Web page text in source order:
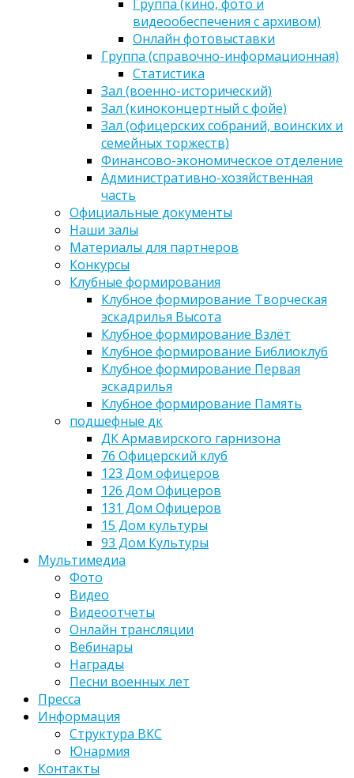
Группа (кино, фото и
видеообеспечения с архивом)
Онлайн фотовыставки
Группа (справочно-информационная)
Статистика
Зал (военно-исторический)
Зал (киноконцертный с фойе)
Зал (офицерских собраний, воинских и
семейных торжеств)
Финансово-экономическое отделение
Административно-хозяйственная
часть
Официальные документы
Наши залы
Материалы для партнеров
Конкурсы
Клубные формирования
Клубное формирование Творческая
эскадрилья Высота
Клубное формирование Взлёт
Клубное формирование Библиоклуб
Клубное формирование Первая
эскадрилья
Клубное формирование Память
подшефные дк
ДК Армавирского гарнизона
76 Офицерский клуб
123 Дом офицеров
126 Дом Офицеров
131 Дом Офицеров
15 Дом культуры
93 Дом Культуры
Мультимедиа
Фото
Видео
Видеоотчеты
Онлайн трансляции
Вебинары
Награды
Песни военных лет
Пресса
Информация
Структура ВКС
Юнармия
Контакты